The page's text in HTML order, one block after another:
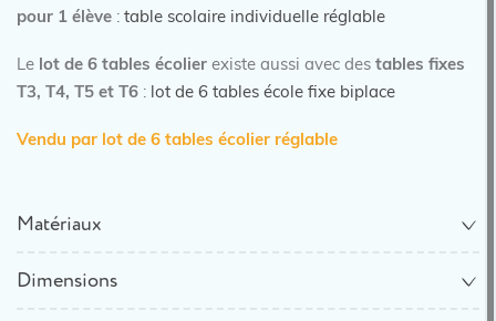
pour 1 élève : table scolaire individuelle réglable
Le lot de 6 tables écolier existe aussi avec des tables fixes
T3, T4, T5 et T6 : lot de 6 tables école fixe biplace
Vendu par lot de 6 tables écolier réglable
Matériaux
Dimensions